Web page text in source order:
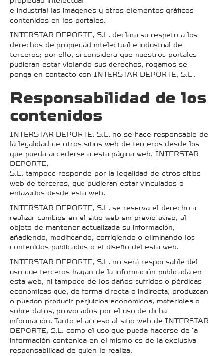
e industrial las imágenes y otros elementos gráficos
contenidos en los portales.
INTERSTAR DEPORTE, S.L. declara su respeto a los
derechos de propiedad intelectual e industrial de
terceros; por ello, si considera que nuestros portales
pudieran estar violando sus derechos, rogamos se
ponga en contacto con INTERSTAR DEPORTE, S.L..
Responsabilidad de los
contenidos
INTERSTAR DEPORTE, S.L. no se hace responsable de
la legalidad de otros sitios web de terceros desde los
que pueda accederse a esta página web. INTERSTAR
DEPORTE,
S.L. tampoco responde por la legalidad de otros sitios
web de terceros, que pudieran estar vinculados o
enlazados desde esta web.
INTERSTAR DEPORTE, S.L. se reserva el derecho a
realizar cambios en el sitio web sin previo aviso, al
objeto de mantener actualizada su información,
añadiendo, modificando, corrigiendo o eliminando los
contenidos publicados o el diseño del esta web.
INTERSTAR DEPORTE, S.L. no será responsable del
uso que terceros hagan de la información publicada en
esta web, ni tampoco de los daños sufridos o pérdidas
económicas que, de forma directa o indirecta, produzcan
o puedan producir perjuicios económicos, materiales o
sobre datos, provocados por el uso de dicha
información. Tanto el acceso al sitio web de INTERSTAR
DEPORTE, S.L. como el uso que pueda hacerse de la
información contenida en el mismo es de la exclusiva
responsabilidad de quien lo realiza.